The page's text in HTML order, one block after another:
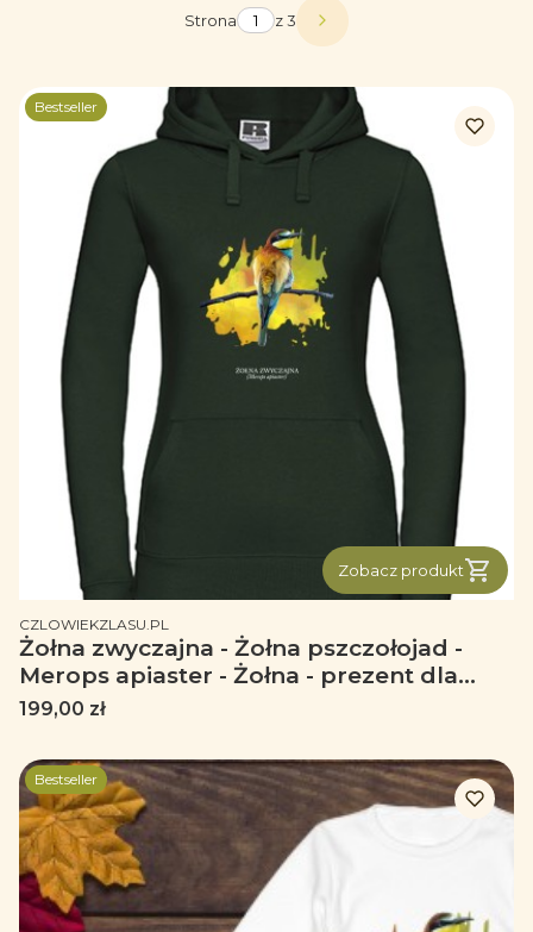
Strona z 3 Następne produkty
Bestseller
Zobacz produkt
PRODUCENT
CZLOWIEKZLASU.PL
Żołna zwyczajna - Żołna pszczołojad -
Merops apiaster - Żołna - prezent dla
ornitologa – Prezent dla przyrodnika -
Cena
199,00 zł
Bestseller